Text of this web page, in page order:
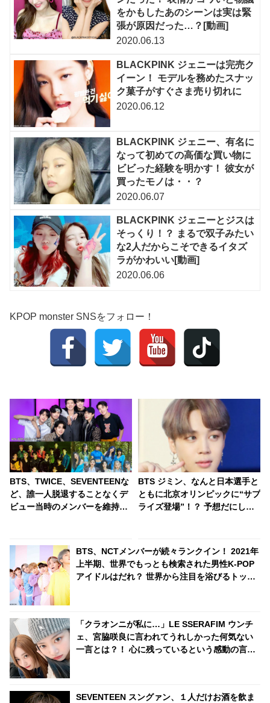
をかもしたあのシーンは実は緊
張が原因だった…？[動画]
2020.06.13
BLACKPINK ジェニーは完売ク
イーン！ モデルを務めたスナッ
ク菓子がすぐさま売り切れに
2020.06.12
BLACKPINK ジェニー、有名に
なって初めての高価な買い物に
ビビった経験を明かす！ 彼女が
買ったモノは・・？
2020.06.07
BLACKPINK ジェニーとジスは
そっくり！？ まるで双子みたい
な2人だからこそできるイタズ
ラがかわいい[動画]
2020.06.06
KPOP monster SNSをフォロー！
BTS、TWICE、SEVENTEENな
ど、誰一人脱退することなくデ
ビュー当時のメンバーを維持し
BTS ジミン、なんと日本選手と
ともに北京オリンピックに“サプ
ライズ登場”！？ 予想だにしな
ころで証明された彼の人気にフ
ァン驚愕
BTS、NCTメンバーが続々ランクイン！ 2021年
上半期、世界でもっとも検索された男性K-POP
アイドルはだれ？ 世界から注目を浴びるトップ
「クラオンニが私に…」LE SSERAFIM ウンチ
ェ、宮脇咲良に言われてうれしかった何気ない
一言とは？！ 心に残っているという感動の言葉
SEVENTEEN スングァン、１人だけお酒を飲ま